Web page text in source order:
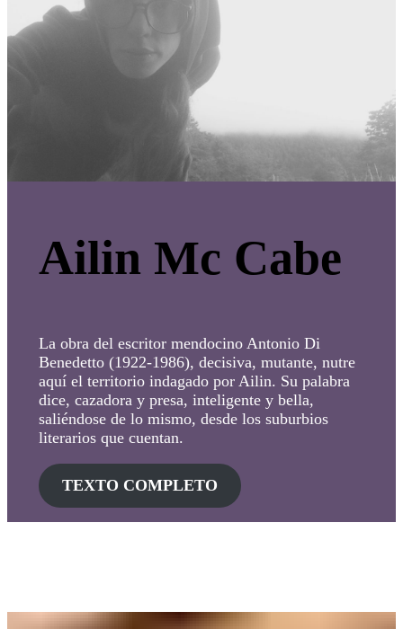
Ailin Mc Cabe
La obra del escritor mendocino Antonio Di
Benedetto (1922-1986), decisiva, mutante, nutre
aquí el territorio indagado por Ailin. Su palabra
dice, cazadora y presa, inteligente y bella,
saliéndose de lo mismo, desde los suburbios
literarios que cuentan.
TEXTO COMPLETO